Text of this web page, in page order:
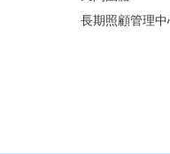
長期照顧管理中